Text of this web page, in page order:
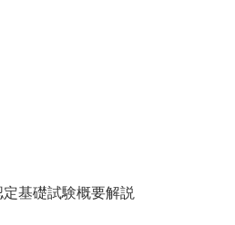
定基礎試験概要解説